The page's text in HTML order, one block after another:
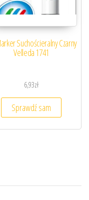
Suchościeralny Czarny
Velleda 1741
6,93zł
Sprawdź sam